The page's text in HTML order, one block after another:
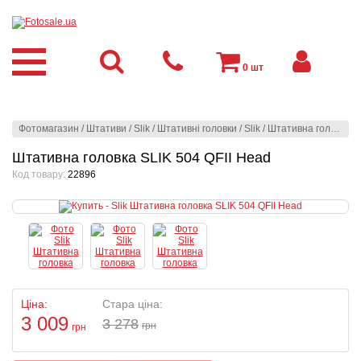
Фотомагазин / Штативи /Slik / Штативні головки /Slik / Штативна головка SLIK 504 QFII Head
Штативна головка SLIK 504 QFII Head
Код товару: 22896
Ціна:
3 009 грн
Стара ціна:
3 278 грн
0 шт